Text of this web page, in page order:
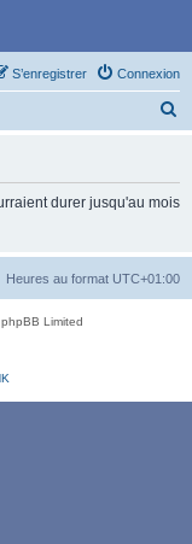
Connexion
S’enregistrer
c
durer jusqu'au mois
Heures au format UTC+01:00
Limited